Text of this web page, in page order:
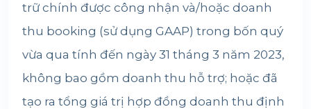
trữ chính được công nhận và/hoặc doanh
thu booking (sử dụng GAAP) trong bốn quý
vừa qua tính đến ngày 31 tháng 3 năm 2023,
không bao gồm doanh thu hỗ trợ; hoặc đã
tạo ra tổng giá trị hợp đồng doanh thu định